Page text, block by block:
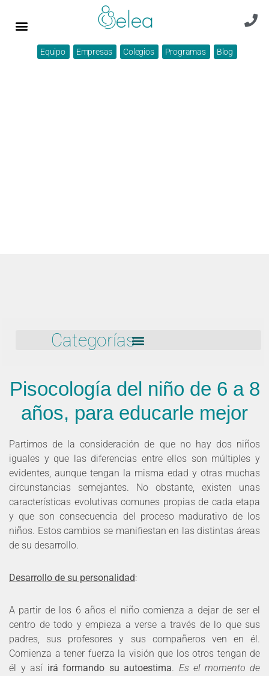
Equipo Empresas Colegios Programas Blog
Pisocología del niño de 6 a 8
años, para educarle mejor
Partimos de la consideración de que no hay dos niños
iguales y que las diferencias entre ellos son múltiples y
evidentes, aunque tengan la misma edad y otras muchas
circunstancias semejantes. No obstante, existen unas
características evolutivas comunes propias de cada etapa
y que son consecuencia del proceso madurativo de los
niños. Estos cambios se manifiestan en las distintas áreas
de su desarrollo.
Desarrollo de su personalidad:
A partir de los 6 años el niño comienza a dejar de ser el
centro de todo y empieza a verse a través de lo que sus
padres, sus profesores y sus compañeros ven en él.
Comienza a tener fuerza la visión que los otros tengan de
él y así irá formando su autoestima. Es el momento de
Categorías